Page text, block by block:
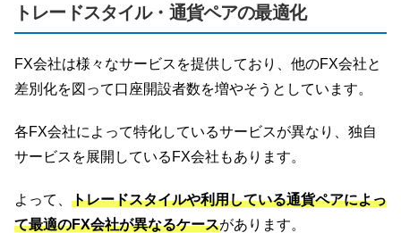
トレードスタイル・通貨ペアの最適化
FX会社は様々なサービスを提供しており、他のFX会社と
差別化を図って口座開設者数を増やそうとしています。
各FX会社によって特化しているサービスが異なり、独自
サービスを展開しているFX会社もあります。
よって、 トレードスタイルや利用している通貨ペアによっ
て最適のFX会社が異なるケースがあります。